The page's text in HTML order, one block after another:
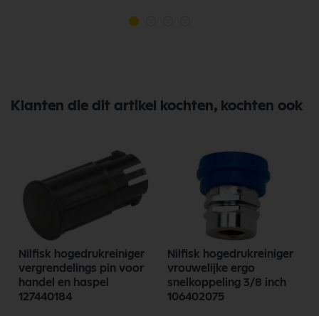
Klanten die dit artikel kochten, kochten ook
Nilfisk hogedrukreiniger
vergrendelings pin voor
handel en haspel
127440184
Nilfisk hogedrukreiniger
vrouwelijke ergo
snelkoppeling 3/8 inch
106402075